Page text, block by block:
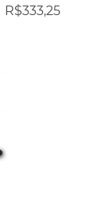
R$333,25